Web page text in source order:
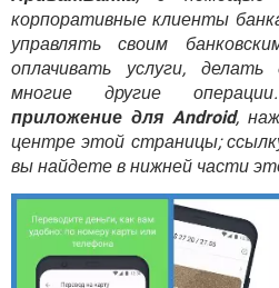
ВИДЕО
YANDEX
корпоративные клиенты
управлять своим
оплачивать услуги,
многие другие
приложение для Android,
центре этой страницы;
вы найдете в нижней части